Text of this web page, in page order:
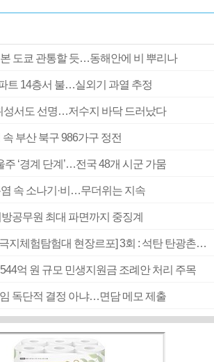
도쿄 관통할 듯…동해안에 비 뿌리나
트 14층서 불…실외기 과열 추정
성서도 선명…저수지 바닥 드러났다
부산 북구 986가구 정전
주 ‘경계 단계’…전국 48개 시군 가뭄
염 속 소나기·비…무더위는 지속
방공무원 최대 파면까지 중징계
[2026 부산청소년극지체험탐험대 현장르포] 3회 : 석탄 탄광촌에서 북극 연구의 중심지로
억 원 규모 민생지원금 조례안 처리 주목
독단적 결정 아냐…면담 메모 제출